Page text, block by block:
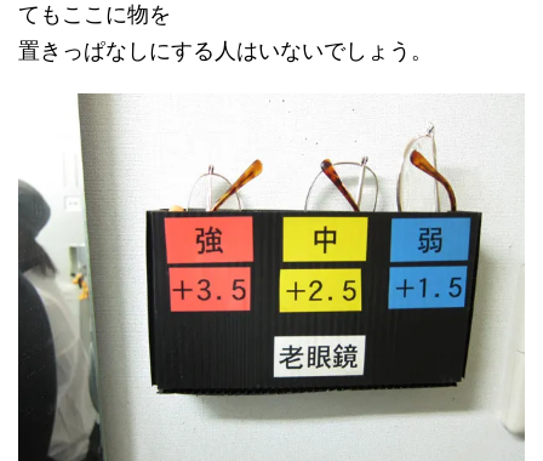
てもここに物を
置きっぱなしにする人はいないでしょう。